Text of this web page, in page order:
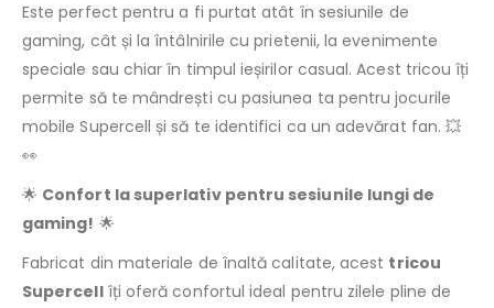
Este perfect pentru a fi purtat atât în sesiunile de
gaming, cât și la întâlnirile cu prietenii, la evenimente
speciale sau chiar în timpul ieșirilor casual. Acest tricou îți
permite să te mândrești cu pasiunea ta pentru jocurile
mobile Supercell și să te identifici ca un adevărat fan. 💥
👀
🌟 Confort la superlativ pentru sesiunile lungi de
gaming! 🌟
Fabricat din materiale de înaltă calitate, acest tricou
Supercellîți oferă confortul ideal pentru zilele pline de